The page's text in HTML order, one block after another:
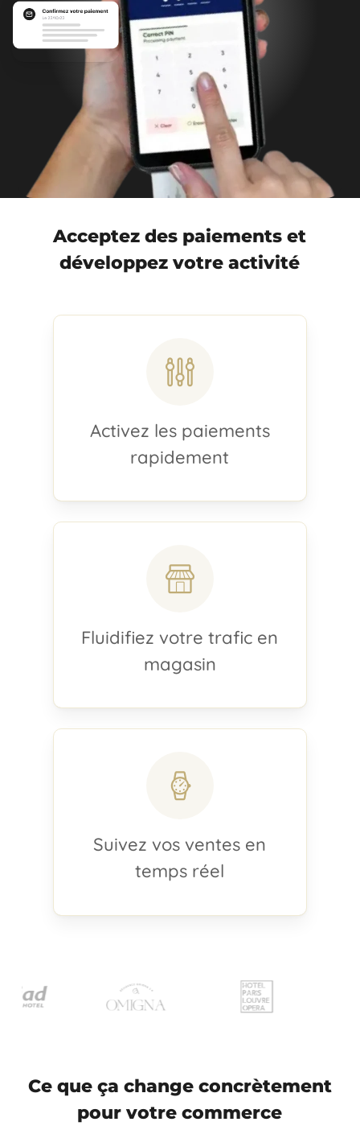
Acceptez des paiements et
développez votre activité
Activez les paiements
rapidement
Fluidifiez votre trafic en
magasin
Suivez vos ventes en
temps réel
Ce que ça change concrètement
pour votre commerce